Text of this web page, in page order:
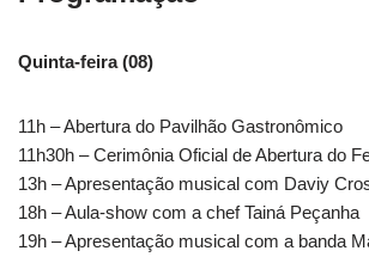
Quinta-feira (08)
11h – Abertura do Pavilhão Gastronômico
11h30h – Cerimônia Oficial de Abertura do
13h – Apresentação musical com Daviy
18h – Aula-show com a chef Tainá Peçanha
19h – Apresentação musical com a banda